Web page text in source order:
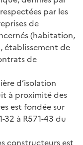
par les
de
(habitation,
établissement de
de
d’isolation
à proximité des
est fondée sur
32 à R571-43 du
constructeurs est